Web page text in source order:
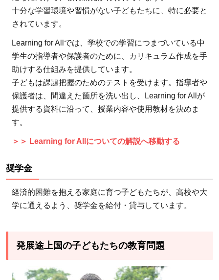
関連記
モノ
で支
援
5.3.1
関連記
が広
がる
のは
お金
継続
なら
十分な学習環境や習慣がない子どもたちに、特に必要と
されています。
Learning for Allでは、学校での学習につまづいている中
学生の指導者や保護者のために、カリキュラム作成を手
助けする仕組みを提供しています。
子どもは課題把握のためのテストを受けます。指導者や
保護者は、間違えた箇所を洗い出し、Learning for Allが
提供する資料に沿って、授業内容や使用教材を決めま
す。
＞＞ Learning for Allについての解説へ移動する
奨学金
経済的困難を抱える家庭に育つ子どもたちが、高校や大
学に通えるよう、奨学金を給付・貸与しています。
発展途上国の子どもたちの教育問題